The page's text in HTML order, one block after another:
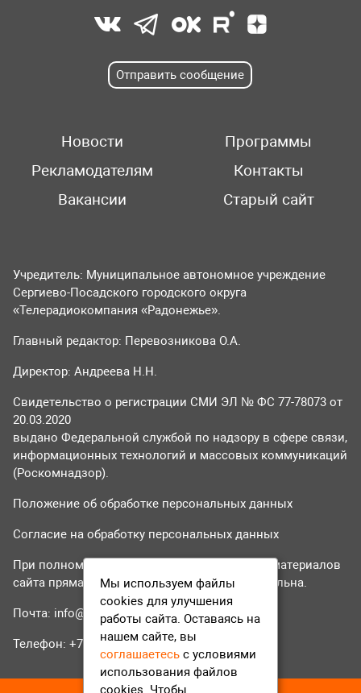
Отправить сообщение
Новости
Программы
Рекламодателям
Контакты
Вакансии
Старый сайт
Учредитель: Муниципальное автономное учреждение
Сергиево-Посадского городского округа
«Телерадиокомпания «Радонежье».
Главный редактор: Перевозникова О.А.
Директор: Андреева Н.Н.
Свидетельство о регистрации СМИ ЭЛ № ФС 77-78073 от
20.03.2020
выдано Федеральной службой по надзору в сфере связи,
информационных технологий и массовых коммуникаций
(Роскомнадзор).
Положение об обработке персональных данных
Согласие на обработку персональных данных
При полном или частичном использовании материалов
сайта прямая гиперссылка на tvr24.tv обязательна.
Почта: info@tvr24.tv
Телефон: +7 (496) 551-04-95
Мы используем файлы
cookies для улучшения
работы сайта. Оставаясь на
нашем сайте, вы
соглашаетесь с условиями
использования файлов
cookies. Чтобы